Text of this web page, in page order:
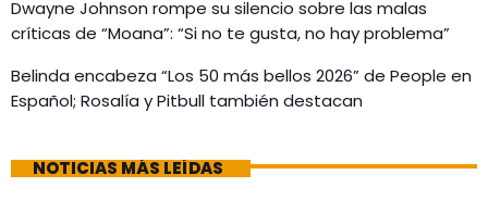
Dwayne Johnson rompe su silencio sobre las malas
críticas de “Moana”: “Si no te gusta, no hay problema”
Belinda encabeza “Los 50 más bellos 2026” de People en
Español; Rosalía y Pitbull también destacan
NOTICIAS MÁS LEÍDAS